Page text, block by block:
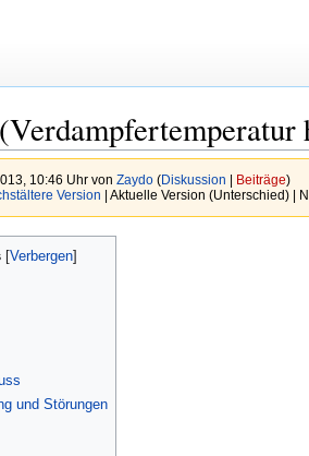
10:46 Uhr von Zaydo (Diskussion Beiträge)
Version | Aktuelle Version (Unterschied) |
und Störungen